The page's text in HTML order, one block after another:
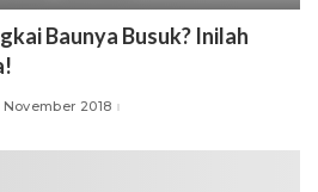
Baunya Busuk? Inilah
November 2018